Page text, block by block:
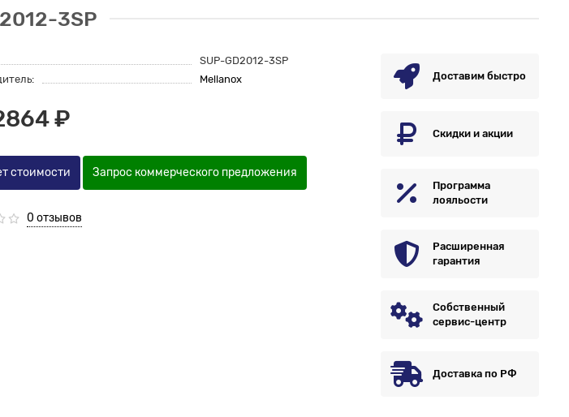
3SP
SUP-GD2012-3SP
Mellanox
₽
стоимости Запрос коммерческого предложения
0 отзывов
Доставим быстро
Скидки и акции
Программа
лояльости
Расширенная
гарантия
Собственный
сервис-центр
Доставка по РФ